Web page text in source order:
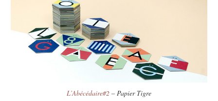
L’Abécédaire#2 – Papier Tigre